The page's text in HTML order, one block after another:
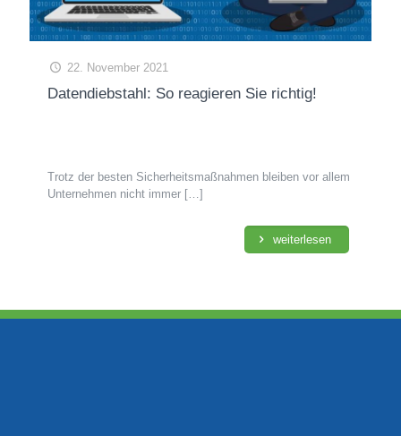
22. November 2021
Datendiebstahl: So reagieren Sie richtig!
Trotz der besten Sicherheitsmaßnahmen bleiben vor allem
Unternehmen nicht immer […]
weiterlesen